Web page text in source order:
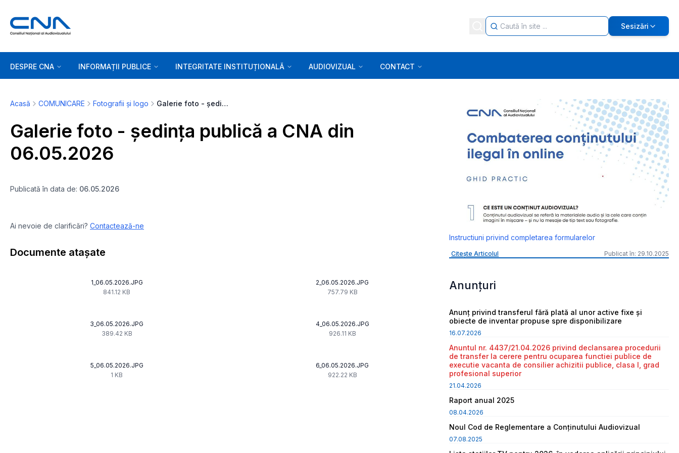
Sesizări
DESPRE CNA INFORMAȚII PUBLICE INTEGRITATE INSTITUȚIONALĂ AUDIOVIZUAL CONTACT
Acasă COMUNICARE Fotografii și logo Galerie foto - ședința publică a CNA din 06.05.2026
Galerie foto - ședința publică a CNA din
06.05.2026
Publicată în data de: 06.05.2026
Ai nevoie de clarificări? Contactează-ne
Documente atașate
1_06.05.2026.JPG
841.12 KB
2_06.05.2026.JPG
757.79 KB
3_06.05.2026.JPG
389.42 KB
4_06.05.2026.JPG
926.11 KB
5_06.05.2026.JPG
1 KB
6_06.05.2026.JPG
922.22 KB
Instructiuni privind completarea formularelor
Citește Articolul Publicat în: 29.10.2025
Anunțuri
Anunț privind transferul fără plată al unor active fixe și
obiecte de inventar propuse spre disponibilizare
16.07.2026
Anuntul nr. 4437/21.04.2026 privind declansarea procedurii
de transfer la cerere pentru ocuparea functiei publice de
executie vacanta de consilier achizitii publice, clasa I, grad
profesional superior
21.04.2026
Raport anual 2025
08.04.2026
Noul Cod de Reglementare a Conținutului Audiovizual
07.08.2025